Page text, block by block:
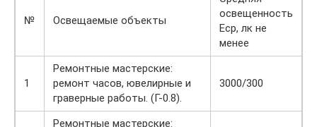
№ Освещаемые объекты
освещенность
Еср, лк не
менее
1
Ремонтные мастерские:
ремонт часов, ювелирные и
граверные работы. (Г-0.8).
3000/300
Ремонтные мастерские: